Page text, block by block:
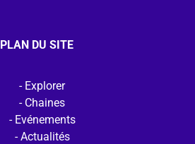
PLAN DU SITE
Explorer
Chaines
Evénements
Actualités